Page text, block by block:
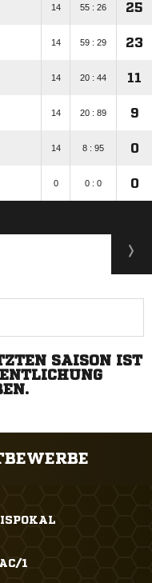
14 55 : 26 25
14 59 : 29 23
14 20 : 44 11
14 20 : 89 9
14 8 : 95 0
0 0 : 0 0
SAISON IST
1